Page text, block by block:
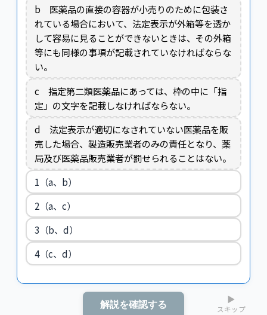
b 医薬品の直接の容器が小売りのために包装さ
れている場合において、法定表示が外箱等を透か
して容易に見ることができないときは、その外箱
等にも同様の事項が記載されていなければならな
い。
c 指定第二類医薬品にあっては、枠の中に「指
定」の文字を記載しなければならない。
d 法定表示が適切になされていない医薬品を販
売した場合、製造販売業者のみの責任となり、薬
局及び医薬品販売業者が罰せられることはない。
1（a、b）
2（a、c）
3（b、d）
4（c、d）
解説を確認する ▶
スキップ